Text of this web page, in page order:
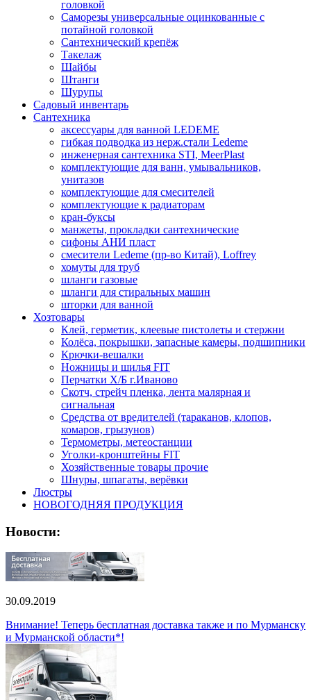
головкой
Саморезы универсальные оцинкованные с
потайной головкой
Сантехнический крепёж
Такелаж
Шайбы
Штанги
Шурупы
Садовый инвентарь
Сантехника
аксессуары для ванной LEDEME
гибкая подводка из нерж.стали Ledeme
инженерная сантехника STI, MeerPlast
комплектующие для ванн, умывальников,
унитазов
комплектующие для смесителей
комплектующие к радиаторам
кран-буксы
манжеты, прокладки сантехнические
сифоны АНИ пласт
смесители Ledeme (пр-во Китай), Loffrey
хомуты для труб
шланги газовые
шланги для стиральных машин
шторки для ванной
Хозтовары
Клей, герметик, клеевые пистолеты и стержни
Колёса, покрышки, запасные камеры, подшипники
Крючки-вешалки
Ножницы и шилья FIT
Перчатки Х/Б г.Иваново
Скотч, стрейч пленка, лента малярная и
сигнальная
Средства от вредителей (тараканов, клопов,
комаров, грызунов)
Термометры, метеостанции
Уголки-кронштейны FIT
Хозяйственные товары прочие
Шнуры, шпагаты, верёвки
Люстры
НОВОГОДНЯЯ ПРОДУКЦИЯ
Новости:
30.09.2019
Внимание! Теперь бесплатная доставка также и по Мурманску
и Мурманской области*!